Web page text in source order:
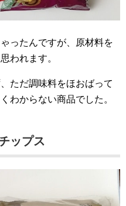
ったんですが、原材料を
われます。
ただ調味料をほおばって
わからない商品でした。
ップス